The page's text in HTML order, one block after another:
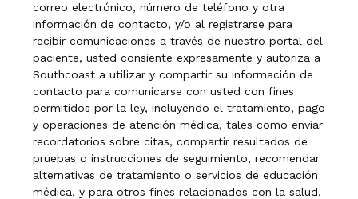
correo electrónico, número de teléfono y otra
información de contacto, y/o al registrarse para
recibir comunicaciones a través de nuestro portal del
paciente, usted consiente expresamente y autoriza a
Southcoast a utilizar y compartir su información de
contacto para comunicarse con usted con fines
permitidos por la ley, incluyendo el tratamiento, pago
y operaciones de atención médica, tales como enviar
recordatorios sobre citas, compartir resultados de
pruebas o instrucciones de seguimiento, recomendar
alternativas de tratamiento o servicios de educación
médica, y para otros fines relacionados con la salud,